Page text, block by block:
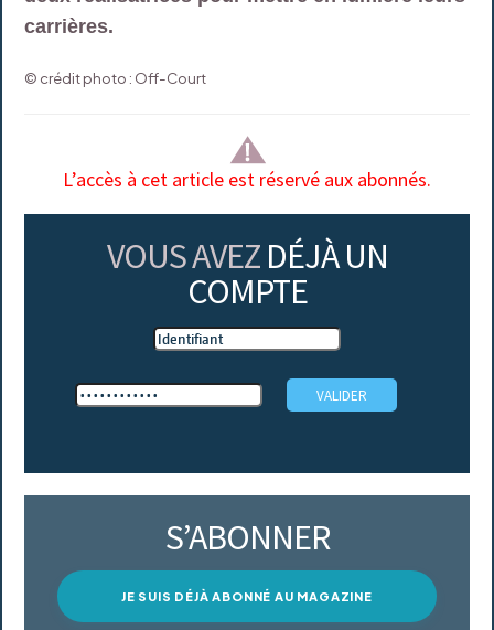
carrières.
© crédit photo : Off-Court
L’accès à cet article est réservé aux abonnés.
VOUS AVEZ DÉJÀ UN
COMPTE
S’ABONNER
JE SUIS DÉJÀ ABONNÉ AU MAGAZINE